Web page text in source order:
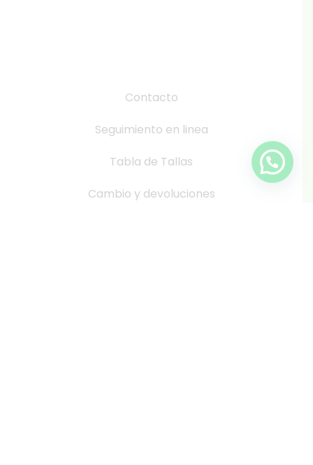
Contacto
Seguimiento en linea
Tabla de Tallas
Cambio y devoluciones